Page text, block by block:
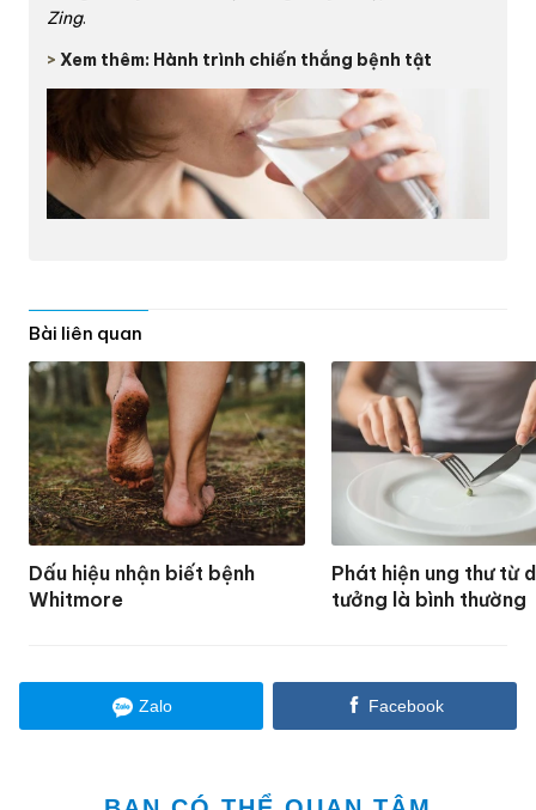
Zing.
> Xem thêm: Hành trình chiến thắng bệnh tật
Bài liên quan
Dấu hiệu nhận biết bệnh
Whitmore
Phát hiện ung thư từ
tưởng là bình thường
Zalo Facebook